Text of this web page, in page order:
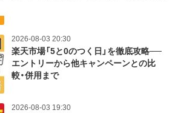
2026-08-03 20:30
楽天市場「5と0のつく日」を徹底攻略──
エントリーから他キャンペーンとの比
較・併用まで
2026-08-03 19:30